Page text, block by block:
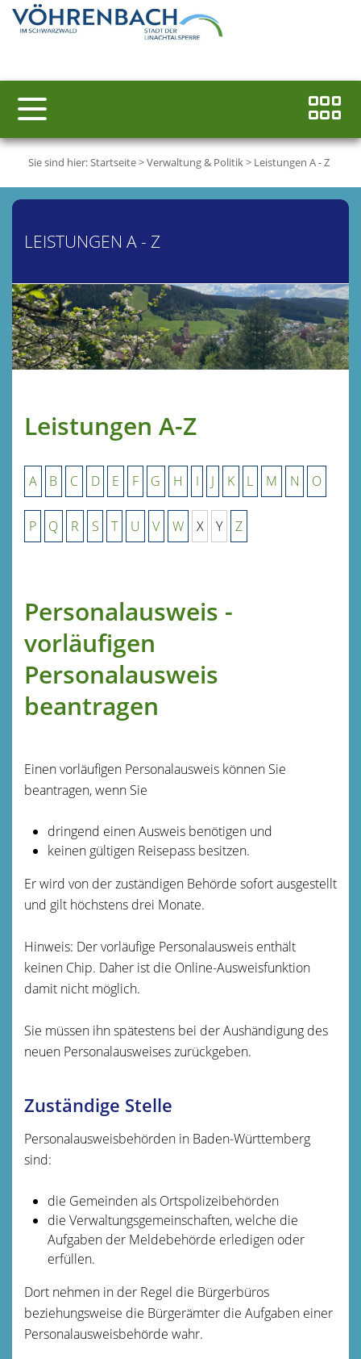
Sie sind hier:Startseite>Verwaltung & Politik> Leistungen A - Z
LEISTUNGEN A - Z
Leistungen A-Z
A B C D E F G H I J K L M N O
P Q R S T U V W X Y Z
Personalausweis -
vorläufigen
Personalausweis
beantragen
Einen vorläufigen Personalausweis können Sie
beantragen, wenn Sie
dringend einen Ausweis benötigen und
keinen gültigen Reisepass besitzen.
Er wird von der zuständigen Behörde sofort ausgestellt
und gilt höchstens drei Monate.
Hinweis: Der vorläufige Personalausweis enthält
keinen Chip. Daher ist die Online-Ausweisfunktion
damit nicht möglich.
Sie müssen ihn spätestens bei der Aushändigung des
neuen Personalausweises zurückgeben.
Zuständige Stelle
Personalausweisbehörden in Baden-Württemberg
sind:
die Gemeinden als Ortspolizeibehörden
die Verwaltungsgemeinschaften,welche die
Aufgaben der Meldebehörde erledigen oder
erfüllen.
Dort nehmen in der Regel die Bürgerbüros
beziehungsweise die Bürgerämter die Aufgaben einer
Personalausweisbehörde wahr.